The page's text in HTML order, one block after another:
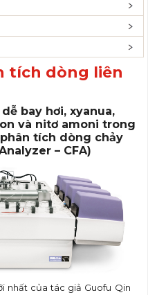
tích dòng liên
bay hơi, xyanua,
và nitơ amoni trong
tích dòng chảy
– CFA)
nhất của tác giả Guofu Qin